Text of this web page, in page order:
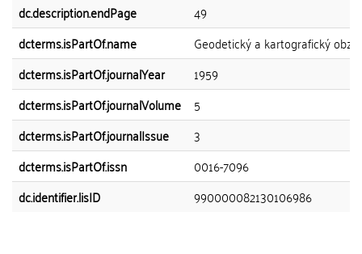
dc.description.endPage
49
dcterms.isPartOf.name
Geodetický a kartografický obzor
dcterms.isPartOf.journalYear
1959
dcterms.isPartOf.journalVolume
5
dcterms.isPartOf.journalIssue
3
dcterms.isPartOf.issn
0016-7096
dc.identifier.lisID
990000082130106986